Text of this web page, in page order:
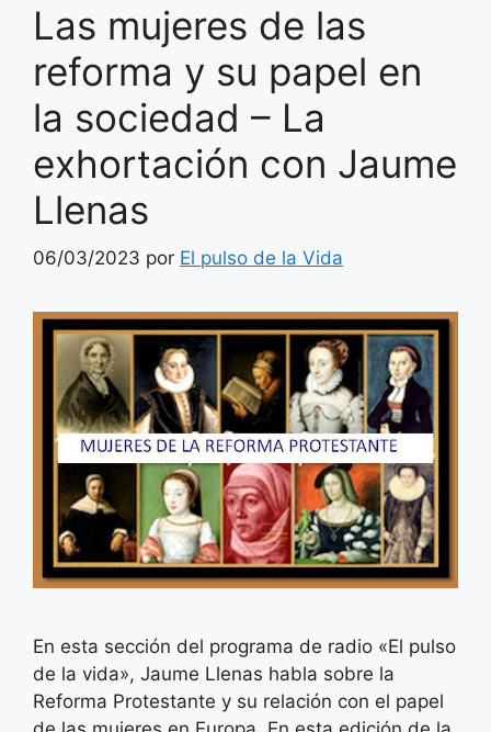
Las mujeres de las
reforma y su papel en
la sociedad – La
exhortación con Jaume
Llenas
06/03/2023 por El pulso de la Vida
En esta sección del programa de radio «El pulso
de la vida», Jaume Llenas habla sobre la
Reforma Protestante y su relación con el papel